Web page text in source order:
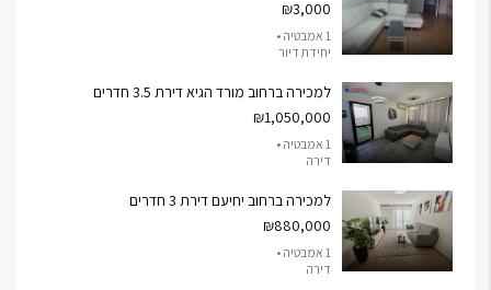
₪3,000
1 אמבטיה •
יחידת דיור
למכירה ברחוב מורד הגיא דירת 3.5 חדרים
₪1,050,000
1 אמבטיה •
דירה
למכירה ברחוב יחיעם דירת 3 חדרים
₪880,000
1 אמבטיה •
דירה